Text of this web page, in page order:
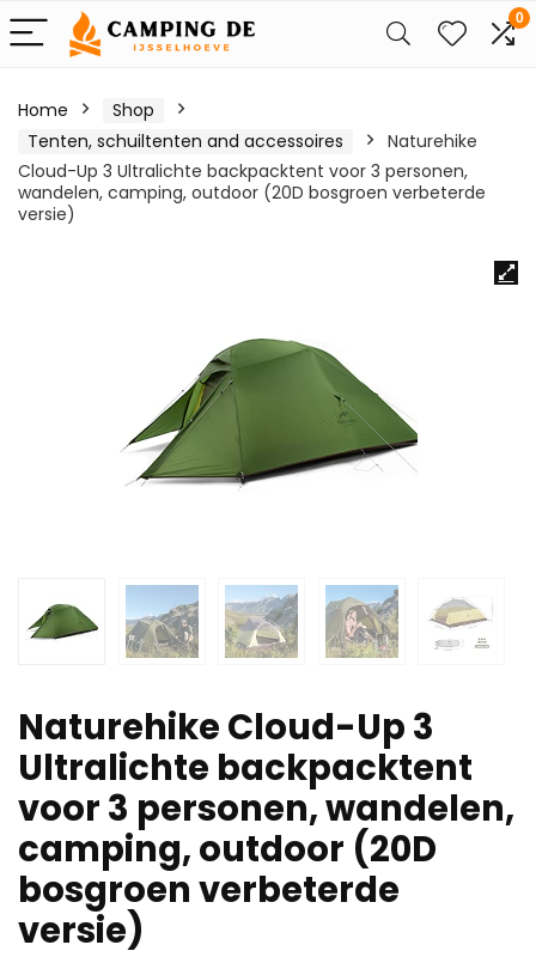
0
Home
Shop
Tenten, schuiltenten and accessoires
Naturehike
Cloud-Up 3 Ultralichte backpacktent voor 3 personen,
wandelen, camping, outdoor (20D bosgroen verbeterde
versie)
Naturehike Cloud-Up 3
Ultralichte backpacktent
voor 3 personen, wandelen,
camping, outdoor (20D
bosgroen verbeterde
versie)